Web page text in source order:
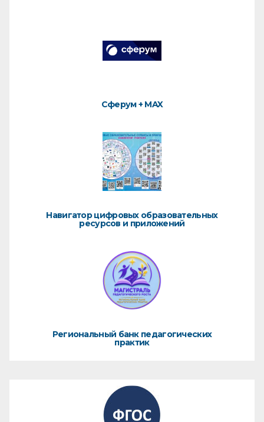
Сферум + MAX
Навигатор цифровых образовательных
ресурсов и приложений
Региональный банк педагогических
практик